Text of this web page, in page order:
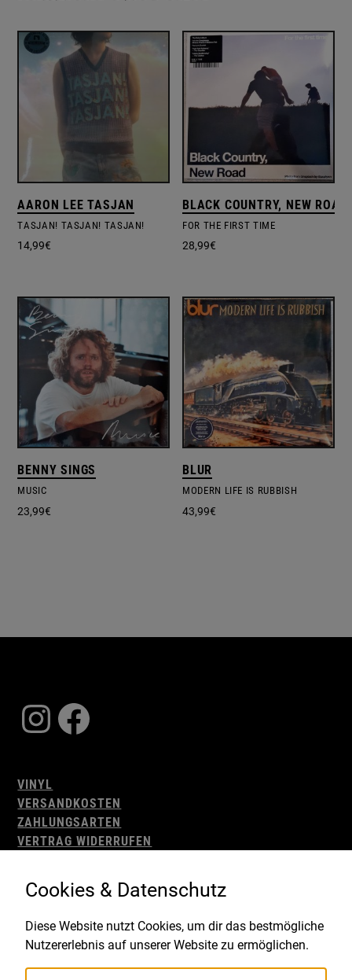
AARON LEE TASJAN
TASJAN! TASJAN! TASJAN!
14,99€
BLACK COUNTRY, NEW ROAD
FOR THE FIRST TIME
28,99€
BENNY SINGS
MUSIC
23,99€
BLUR
MODERN LIFE IS RUBBISH
43,99€
Instagram
Facebook
VINYL
VERSANDKOSTEN
ZAHLUNGSARTEN
VERTRAG WIDERRUFEN
WIDERRUFSBELEHRUNG
IMPRESSUM
Gefördert durch:
Cookies & Datenschutz
Diese Website nutzt Cookies, um dir das bestmögliche
Nutzererlebnis auf unserer Website zu ermöglichen.